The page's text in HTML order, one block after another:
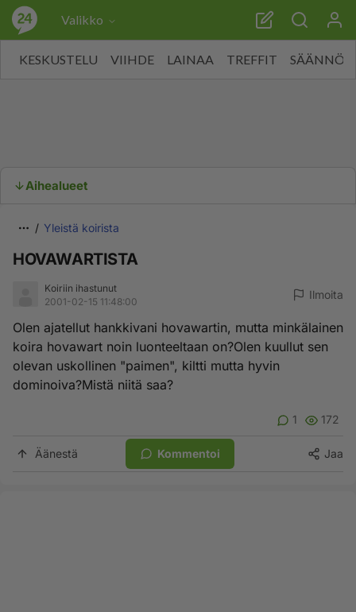
Valikko
KESKUSTELU VIIHDE LAINAA TREFFIT SÄÄNNÖT
Aihealueet
Yleistä koirista
HOVAWARTISTA
Koiriin ihastunut
2001-02-15 11:48:00
Ilmoita
Olen ajatellut hankkivani hovawartin, mutta minkälainen
koira hovawart noin luonteeltaan on?Olen kuullut sen
olevan uskollinen "paimen", kiltti mutta hyvin
dominoiva?Mistä niitä saa?
1 172
Äänestä Kommentoi Jaa